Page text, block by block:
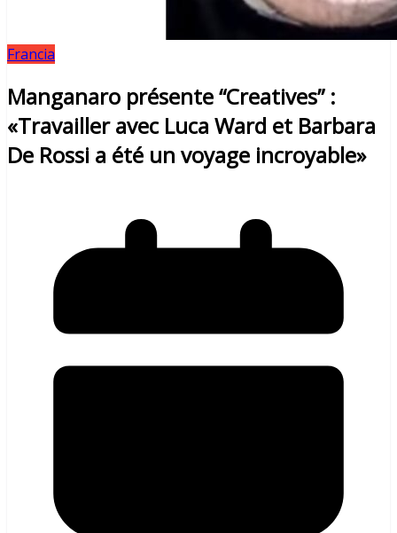
Francia
Manganaro présente “Creatives” :
«Travailler avec Luca Ward et Barbara
De Rossi a été un voyage incroyable»